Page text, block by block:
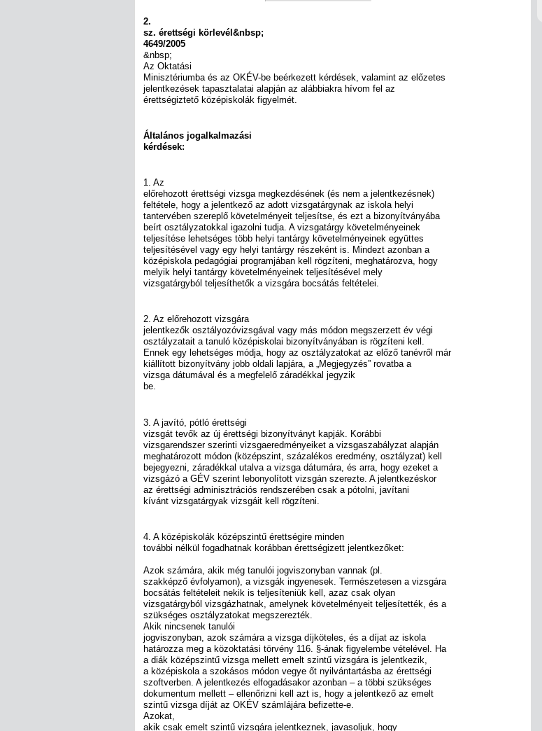
2.
sz. érettségi körlevél&nbsp;
4649/2005
&nbsp;
Az Oktatási
Minisztériumba és az OKÉV-be beérkezett kérdések, valamint az előzetes
jelentkezések tapasztalatai alapján az alábbiakra hívom fel az
érettségiztető középiskolák figyelmét.
Általános jogalkalmazási
kérdések:
1. Az
előrehozott érettségi vizsga megkezdésének (és nem a jelentkezésnek)
feltétele, hogy a jelentkező az adott vizsgatárgynak az iskola helyi
tantervében szereplő követelményeit teljesítse, és ezt a bizonyítványába
beírt osztályzatokkal igazolni tudja. A vizsgatárgy követelményeinek
teljesítése lehetséges több helyi tantárgy követelményeinek együttes
teljesítésével vagy egy helyi tantárgy részeként is. Mindezt azonban a
középiskola pedagógiai programjában kell rögzíteni, meghatározva, hogy
melyik helyi tantárgy követelményeinek teljesítésével mely
vizsgatárgyból teljesíthetők a vizsgára bocsátás feltételei.
2. Az előrehozott vizsgára
jelentkezők osztályozóvizsgával vagy más módon megszerzett év végi
osztályzatait a tanuló középiskolai bizonyítványában is rögzíteni kell.
Ennek egy lehetséges módja, hogy az osztályzatokat az előző tanévről már
kiállított bizonyítvány jobb oldali lapjára, a „Megjegyzés” rovatba a
vizsga dátumával és a megfelelő záradékkal jegyzik
be.
3. A javító, pótló érettségi
vizsgát tevők az új érettségi bizonyítványt kapják. Korábbi
vizsgarendszer szerinti vizsgaeredményeiket a vizsgaszabályzat alapján
meghatározott módon (középszint, százalékos eredmény, osztályzat) kell
bejegyezni, záradékkal utalva a vizsga dátumára, és arra, hogy ezeket a
vizsgázó a GÉV szerint lebonyolított vizsgán szerezte. A jelentkezéskor
az érettségi adminisztrációs rendszerében csak a pótolni, javítani
kívánt vizsgatárgyak vizsgáit kell rögzíteni.
4. A középiskolák középszintű érettségire minden
további nélkül fogadhatnak korábban érettségizett jelentkezőket:
Azok számára, akik még tanulói jogviszonyban vannak (pl.
szakképző évfolyamon), a vizsgák ingyenesek. Természetesen a vizsgára
bocsátás feltételeit nekik is teljesíteniük kell, azaz csak olyan
vizsgatárgyból vizsgázhatnak, amelynek követelményeit teljesítették, és a
szükséges osztályzatokat megszerezték.
Akik nincsenek tanulói
jogviszonyban, azok számára a vizsga díjköteles, és a díjat az iskola
határozza meg a közoktatási törvény 116. §-ának figyelembe vételével. Ha
a diák középszintű vizsga mellett emelt szintű vizsgára is jelentkezik,
a középiskola a szokásos módon vegye őt nyilvántartásba az érettségi
szoftverben. A jelentkezés elfogadásakor azonban – a többi szükséges
dokumentum mellett – ellenőrizni kell azt is, hogy a jelentkező az emelt
szintű vizsga díját az OKÉV számlájára befizette-e.
Azokat,
akik csak emelt szintű vizsgára jelentkeznek, javasoljuk, hogy